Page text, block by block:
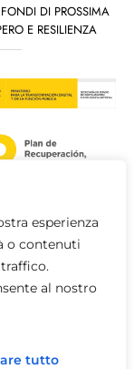
esperienza
o contenuti
al nostro
tutto
DI PROSSIMA
E RESILIENZA
Tuttavia, le
europea o